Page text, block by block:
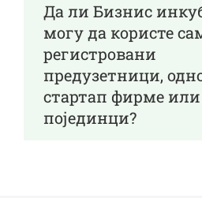
Да ли Бизнис
могу да користе
регистровани
предузетници,
стартап фирме
појединци?